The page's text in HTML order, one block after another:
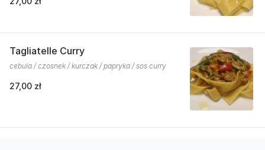
Tagliatelle Curry
cebula / czosnek / kurczak / papryka / sos curry
27,00 zł